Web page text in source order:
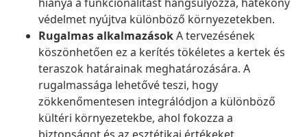
védelmet nyújtva különböző környezetekben.
Rugalmas alkalmazásokA tervezésének
köszönhetően ez a kerítés tökéletes a kertek és
teraszok határainak meghatározására. A
rugalmassága lehetővé teszi, hogy
zökkenőmentesen integrálódjon a különböző
kültéri környezetekbe, ahol fokozza a